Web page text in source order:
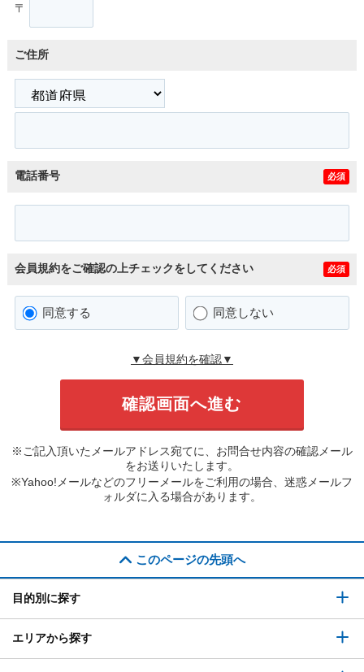
〒
ご住所
電話番号 必須
会員規約をご確認の上チェックをしてください 必須
同意する 同意しない
▼会員規約を確認▼
※ご記入頂いたメールアドレス宛てに、お問合せ内容の確認メール
をお送りいたします。
※Yahoo!メールなどのフリーメールをご利用の場合、迷惑メールフ
ォルダに入る場合があります。
このページの先頭へ
目的別に探す
エリアから探す